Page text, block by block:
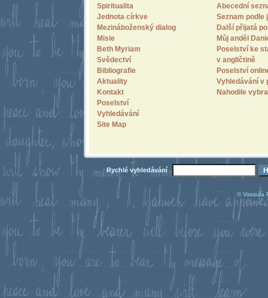
Spiritualita
Jednota církve
Mezináboženský dialog
Misie
Beth Myriam
Svědectví
Bibliografie
Aktuality
Kontakt
Poselství
Vyhledávání
Site Map
Abecední
Seznam
Další přijatá
Můj anděl
Poselství ke
v angličtině
Poselství
Vyhledávání v
Nahodile
Rychlé vyhledávání
© Vassula